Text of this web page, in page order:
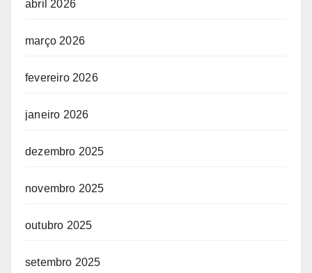
abril 2026
março 2026
fevereiro 2026
janeiro 2026
dezembro 2025
novembro 2025
outubro 2025
setembro 2025